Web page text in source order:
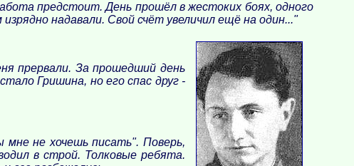
предстоит. День прошёл в жестоких боях, одного
надавали. Свой счёт увеличил ещё на один..."
прервали. За прошедший день
Гришина, но его спас друг -
не хочешь писать". Поверь,
в строй. Толковые ребята.